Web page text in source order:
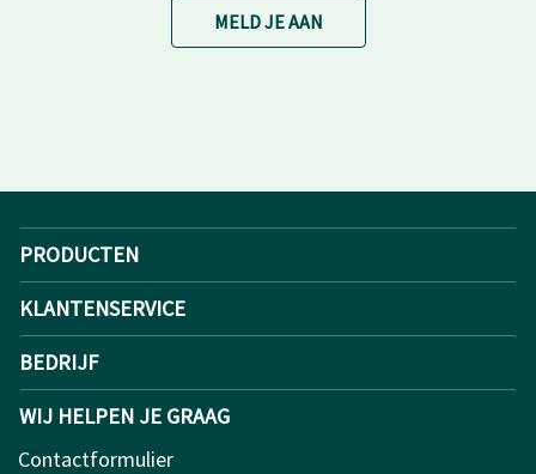
MELD JE AAN
PRODUCTEN
KLANTENSERVICE
BEDRIJF
WIJ HELPEN JE GRAAG
Contactformulier